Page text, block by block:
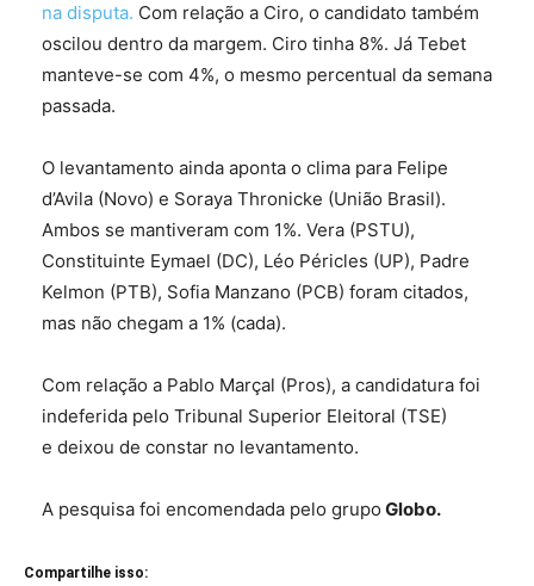
na disputa. Com relação a Ciro, o candidato também
oscilou dentro da margem. Ciro tinha 8%. Já Tebet
manteve-se com 4%, o mesmo percentual da semana
passada.
O levantamento ainda aponta o clima para Felipe
d’Avila (Novo) e Soraya Thronicke (União Brasil).
Ambos se mantiveram com 1%. Vera (PSTU),
Constituinte Eymael (DC), Léo Péricles (UP), Padre
Kelmon (PTB), Sofia Manzano (PCB) foram citados,
mas não chegam a 1% (cada).
Com relação a Pablo Marçal (Pros), a candidatura foi
indeferida pelo Tribunal Superior Eleitoral (TSE)
e deixou de constar no levantamento.
A pesquisa foi encomendada pelo grupo Globo.
Compartilhe isso: